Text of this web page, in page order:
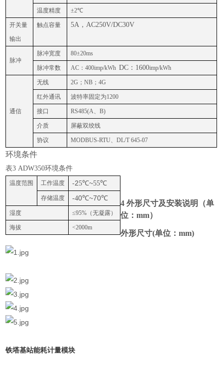
温度精度 ±2℃
开关量
输出
触点容量 5A ，AC250V/DC30V
脉冲
脉冲宽度 80±20ms
脉冲常数 AC：400imp/kWh DC：1600imp/kWh
通信
无线 2G；NB；4G
红外通讯 波特率固定为1200
接口 RS485(A、B)
介质 屏蔽双绞线
协议 MODBUS-RTU、DL/T 645-07
环境条件
表3 ADW350环境条件
温度范围 工作温度 -25℃~55℃
存储温度 -40℃~70℃
湿度 ≤95%（无凝露）
海拔 <2000m
4 外形尺寸及安装说明（单
位：mm）
外形尺寸(单位：mm)
铁塔基站能耗计量模块